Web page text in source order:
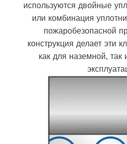
используются двойные
или комбинация
пожаробезопасной
конструкция делает эти
как для наземной, так